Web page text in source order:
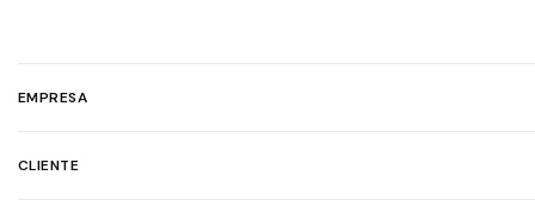
EMPRESA
CLIENTE